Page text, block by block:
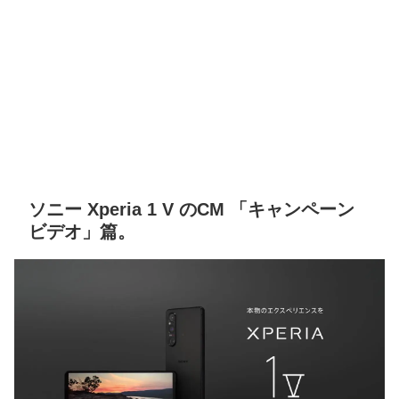
ソニー Xperia 1 V のCM 「キャンペーン
ビデオ」篇。